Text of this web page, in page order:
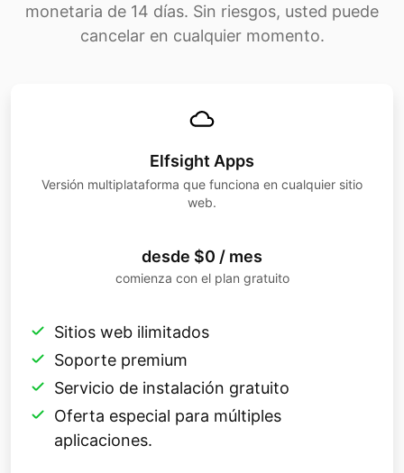
monetaria de 14 días. Sin riesgos, usted puede
cancelar en cualquier momento.
Elfsight Apps
Versión multiplataforma que funciona en cualquier sitio
web.
desde $0 / mes
comienza con el plan gratuito
Sitios web ilimitados
Soporte premium
Servicio de instalación gratuito
Oferta especial para múltiples
aplicaciones.